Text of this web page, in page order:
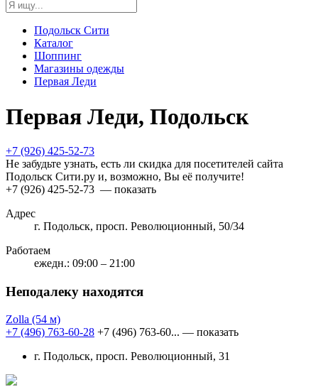
Подольск Сити
Каталог
Шоппинг
Магазины одежды
Первая Леди
Первая Леди, Подольск
+7 (926) 425-52-73
Не забудьте узнать, есть ли скидка для посетителей сайта
Подольск Сити.ру и, возможно, Вы её получите!
+7 (926) 425-52-73 — показать
Адрес
г. Подольск, просп. Революционный, 50/34
Работаем
ежедн.: 09:00 – 21:00
Неподалеку находятся
Zolla (54 м)
+7 (496) 763-60-28 +7 (496) 763-60... — показать
г. Подольск, просп. Революционный, 31